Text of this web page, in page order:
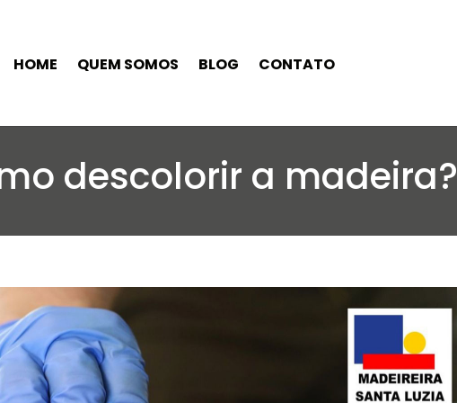
HOME QUEM SOMOS BLOG CONTATO
descolorir a madeira?